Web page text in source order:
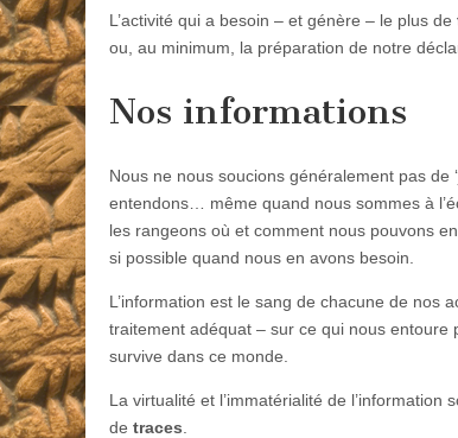
L’activité qui a besoin – et génère – le plus de
ou, au minimum, la préparation de notre
Nos informations
Nous ne nous soucions généralement pas de
entendons… même quand nous sommes à
les rangeons où et comment nous pouvons
si possible quand nous en avons besoin.
L’information est le sang de chacune de nos
traitement adéquat – sur ce qui nous entoure
survive dans ce monde.
La virtualité et l’immatérialité de
de traces